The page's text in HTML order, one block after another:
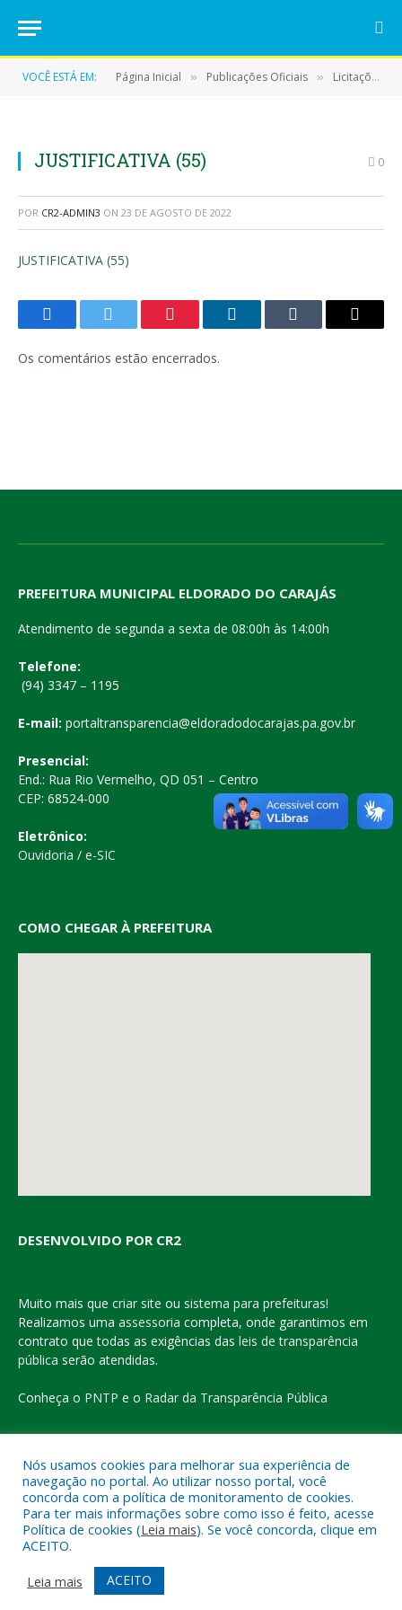
VOCÊ ESTÁ EM: Página Inicial » Publicações Oficiais » Licitações
JUSTIFICATIVA (55) 0
POR CR2-ADMIN3 ON 23 DE AGOSTO DE 2022
JUSTIFICATIVA (55)
FacebookTwitter Pinterest LinkedInTumblr
E-
Os comentários estão encerrados.
PREFEITURA MUNICIPAL ELDORADO DO CARAJÁS
Atendimento de segunda a sexta de 08:00h às 14:00h
Telefone:
(94) 3347 – 1195
E-mail: portaltransparencia@eldoradodocarajas.pa.gov.br
Presencial:
End.: Rua Rio Vermelho, QD 051 – Centro
CEP: 68524-000
Eletrônico:
Ouvidoria / e-SIC
COMO CHEGAR À PREFEITURA
DESENVOLVIDO POR CR2
Muito mais que criar site ou sistema para prefeituras!
Realizamos uma assessoria completa, onde garantimos em
contrato que todas as exigências das leis de transparência
pública serão atendidas.
Conheça o PNTP e o Radar da Transparência Pública
Todos os direitos reservados a Prefeitura Municipal de Eldorado
do Carajás
Mapa do Site
Acessar o Webmail
Nós usamos cookies para melhorar sua experiência de
navegação no portal. Ao utilizar nosso portal, você
concorda com a política de monitoramento de cookies.
Para ter mais informações sobre como isso é feito, acesse
Política de cookies (Leia mais). Se você concorda, clique em
ACEITO.
Leia mais
ACEITO